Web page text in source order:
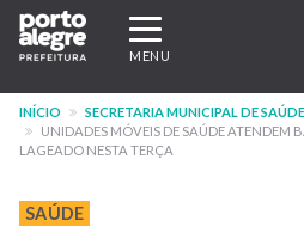
Pular
para
conteúdo
principal
Expandir/recolher
navegação
MENU
INÍCIO
SECRETARIA MUNICIPAL DE SAÚDE
UNIDADES MÓVEIS DE SAÚDE ATENDEM
LAGEADO NESTA TERÇA
SAÚDE